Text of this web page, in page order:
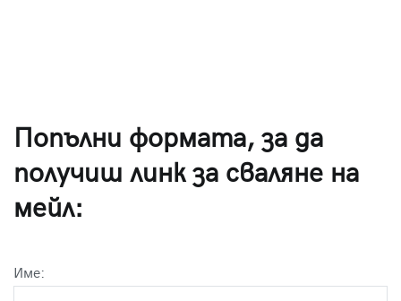
Попълни формата, за да
получиш линк за сваляне на
мейл:
Име: